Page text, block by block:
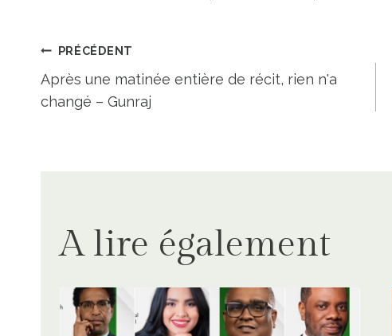
Navigation
de
PRÉCÉDENT
Après une matinée entière de récit, rien n'a
changé – Gunraj
A lire également